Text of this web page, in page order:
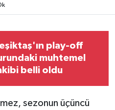
play-off
muhtemel
belli oldu
sezonun üçüncü